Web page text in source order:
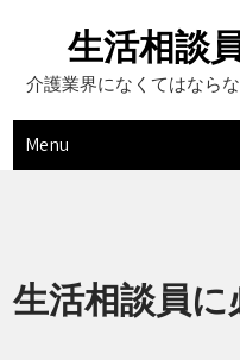
生活相談
介護業界になくてはなら
Menu
生活相談員